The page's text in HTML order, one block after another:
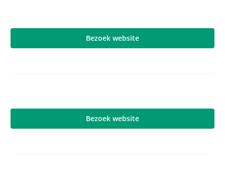
Bezoek website
Bezoek website